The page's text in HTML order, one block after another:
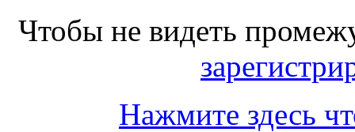
Чтобы не видеть
Нажмите здесь